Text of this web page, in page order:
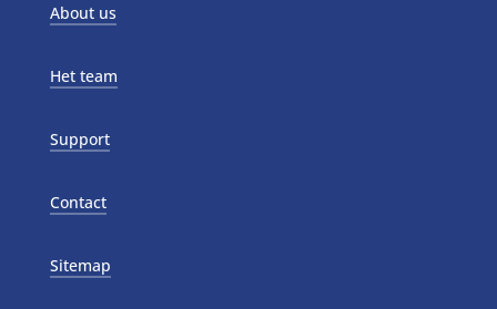
About us
Het team
Support
Contact
Sitemap